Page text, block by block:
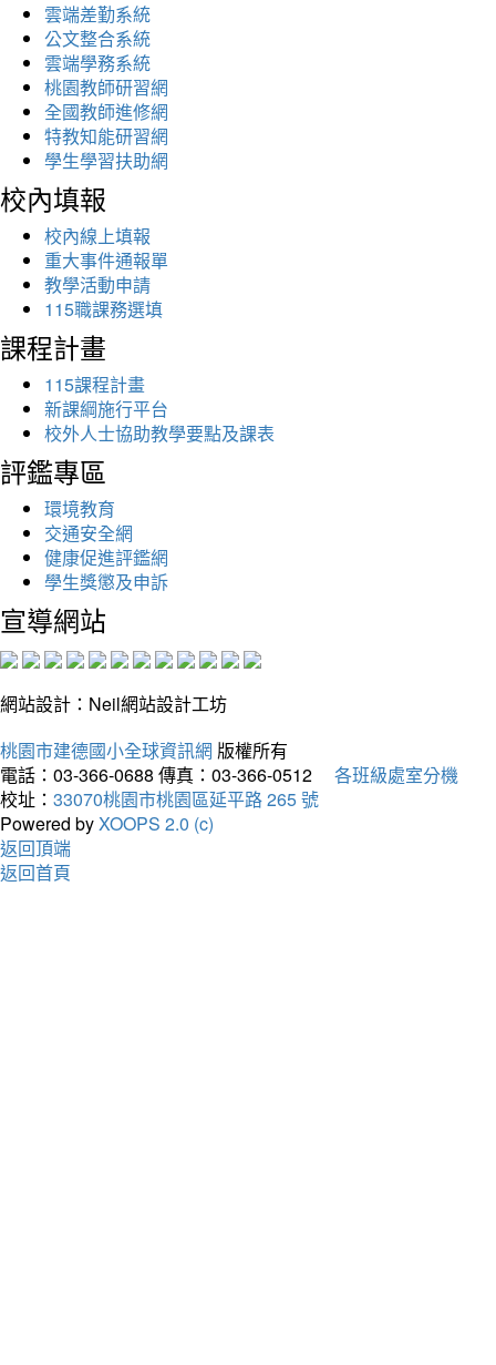
雲端差勤系統
公文整合系統
雲端學務系統
桃園教師研習網
全國教師進修網
特教知能研習網
學生學習扶助網
校內填報
校內線上填報
重大事件通報單
教學活動申請
115職課務選填
課程計畫
115課程計畫
新課綱施行平台
校外人士協助教學要點及課表
評鑑專區
環境教育
交通安全網
健康促進評鑑網
學生獎懲及申訴
宣導網站
網站設計：Neil網站設計工坊
桃園市建德國小全球資訊網 版權所有
電話：03-366-0688 傳真：03-366-0512
各班級處室分機
校址： 33070桃園市桃園區延平路 265 號
Powered byXOOPS 2.0 (c)
返回頂端
返回首頁